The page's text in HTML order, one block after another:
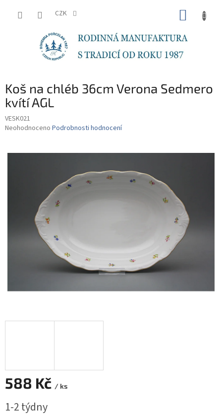
CZK
Koš na chléb 36cm Verona Sedmero
kvítí AGL
VESK021
Průměrné
je
Neohodnoceno Podrobnosti hodnocení
588 Kč / ks
cena:
1-2 týdny